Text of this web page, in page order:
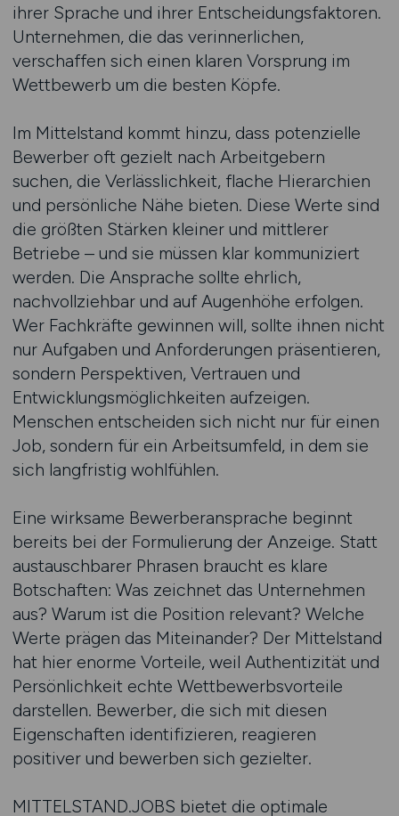
ihrer Sprache und ihrer Entscheidungsfaktoren.
Unternehmen, die das verinnerlichen,
verschaffen sich einen klaren Vorsprung im
Wettbewerb um die besten Köpfe.
Im Mittelstand kommt hinzu, dass potenzielle
Bewerber oft gezielt nach Arbeitgebern
suchen, die Verlässlichkeit, flache Hierarchien
und persönliche Nähe bieten. Diese Werte sind
die größten Stärken kleiner und mittlerer
Betriebe – und sie müssen klar kommuniziert
werden. Die Ansprache sollte ehrlich,
nachvollziehbar und auf Augenhöhe erfolgen.
Wer Fachkräfte gewinnen will, sollte ihnen nicht
nur Aufgaben und Anforderungen präsentieren,
sondern Perspektiven, Vertrauen und
Entwicklungsmöglichkeiten aufzeigen.
Menschen entscheiden sich nicht nur für einen
Job, sondern für ein Arbeitsumfeld, in dem sie
sich langfristig wohlfühlen.
Eine wirksame Bewerberansprache beginnt
bereits bei der Formulierung der Anzeige. Statt
austauschbarer Phrasen braucht es klare
Botschaften: Was zeichnet das Unternehmen
aus? Warum ist die Position relevant? Welche
Werte prägen das Miteinander? Der Mittelstand
hat hier enorme Vorteile, weil Authentizität und
Persönlichkeit echte Wettbewerbsvorteile
darstellen. Bewerber, die sich mit diesen
Eigenschaften identifizieren, reagieren
positiver und bewerben sich gezielter.
MITTELSTAND.JOBS bietet die optimale